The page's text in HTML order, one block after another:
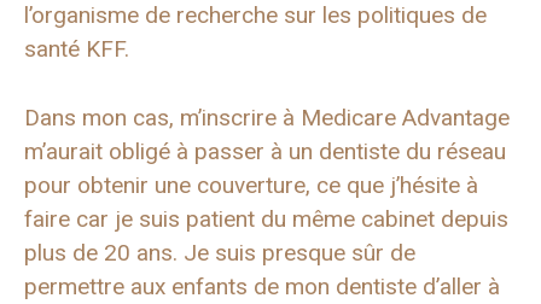
l’organisme de recherche sur les politiques de
santé KFF.
Dans mon cas, m’inscrire à Medicare Advantage
m’aurait obligé à passer à un dentiste du réseau
pour obtenir une couverture, ce que j’hésite à
faire car je suis patient du même cabinet depuis
plus de 20 ans. Je suis presque sûr de
permettre aux enfants de mon dentiste d’aller à